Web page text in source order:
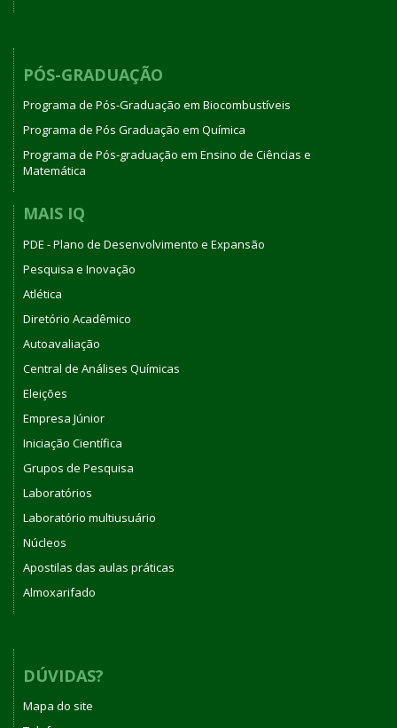
PÓS-GRADUAÇÃO
Programa de Pós-Graduação em Biocombustíveis
Programa de Pós Graduação em Química
Programa de Pós-graduação em Ensino de Ciências e
Matemática
MAIS IQ
PDE - Plano de Desenvolvimento e Expansão
Pesquisa e Inovação
Atlética
Diretório Acadêmico
Autoavaliação
Central de Análises Químicas
Eleições
Empresa Júnior
Iniciação Científica
Grupos de Pesquisa
Laboratórios
Laboratório multiusuário
Núcleos
Apostilas das aulas práticas
Almoxarifado
DÚVIDAS?
Mapa do site